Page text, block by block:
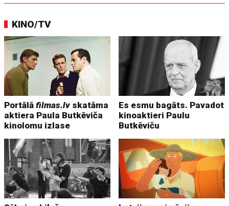
KINO/TV
Portālāfilmas.lv skatāma
aktiera Paula Butkēviča
kinolomu izlase
Es esmu bagāts. Pavadot
kinoaktieri Paulu
Butkēviču